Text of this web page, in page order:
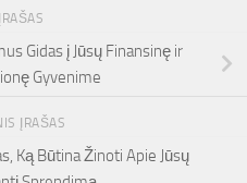
Gidas į Jūsų Finansinę ir
Gyvenime
ĮRAŠAS
Ką Būtina Žinoti Apie Jūsų